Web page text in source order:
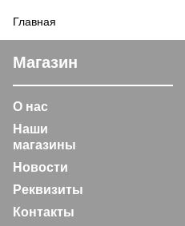
Главная
Магазин
О нас
Наши
магазины
Новости
Реквизиты
Контакты